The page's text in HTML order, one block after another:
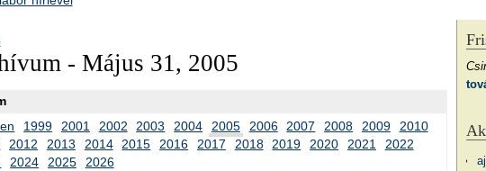
- Május 31, 2005
1999 2001 2002 2003 2004 2005 2006 2007 2008 2009
2010
2012 2013 2014 2015 2016 2017 2018 2019 2020 2021
2022
2024 2025
2026